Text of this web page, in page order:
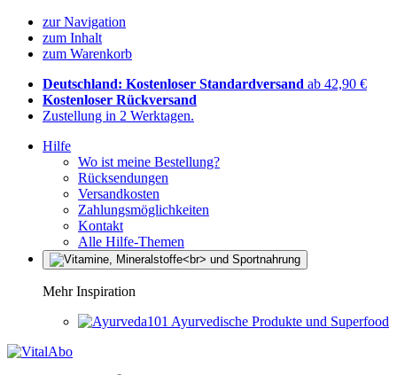
zur Navigation
zum Inhalt
zum Warenkorb
Deutschland: Kostenloser Standardversand ab 42,90 €
Kostenloser Rückversand
Zustellung in 2 Werktagen.
Hilfe
Wo ist meine Bestellung?
Rücksendungen
Versandkosten
Zahlungsmöglichkeiten
Kontakt
Alle Hilfe-Themen
Mehr Inspiration
Ayurvedische Produkte und Superfood